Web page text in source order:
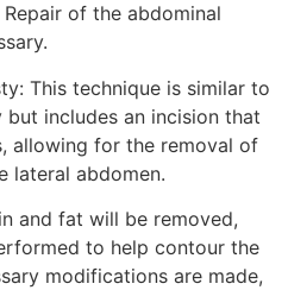
of the abdominal
This technique is similar to
includes an incision that
allowing for the removal of
lateral abdomen.
and fat will be removed,
to help contour the
modifications are made,